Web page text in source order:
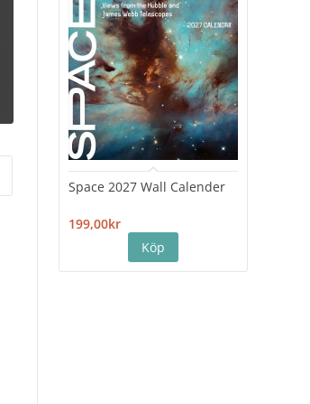
Space 2027 Wall Calender
199,00kr